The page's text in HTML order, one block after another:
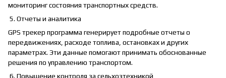
мониторинг состояния транспортных средств.
5. Отчеты и аналитика
GPS трекер программа генерирует подробные отчеты о
передвижениях, расходе топлива, остановках и других
параметрах. Эти данные помогают принимать обоснованные
решения по управлению транспортом.
6. Повышение контроля за сельхозтехникой